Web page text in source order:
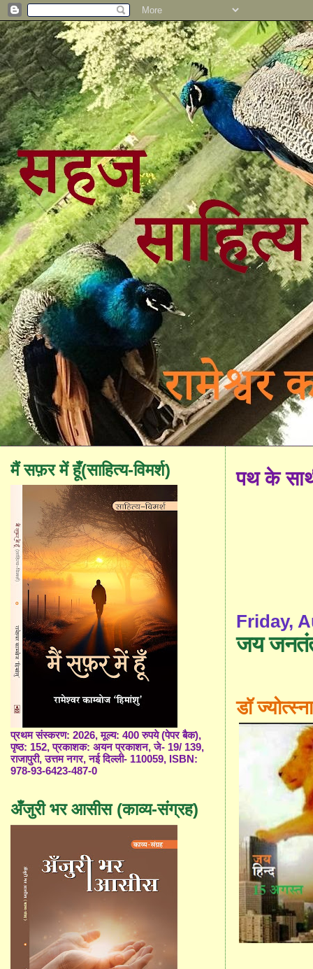
पथ के
Friday,
जय
डॉ
मैं सफ़र में हूँ(साहित्य-विमर्श)
प्रथम संस्करण: 2026, मूल्य: 400 रुपये (पेपर बैक),
पृष्ठ: 152, प्रकाशक: अयन प्रकाशन, जे- 19/ 139,
राजापुरी, उत्तम नगर, नई दिल्ली- 110059, ISBN:
978-93-6423-487-0
अँजुरी भर आसीस (काव्य-संग्रह)